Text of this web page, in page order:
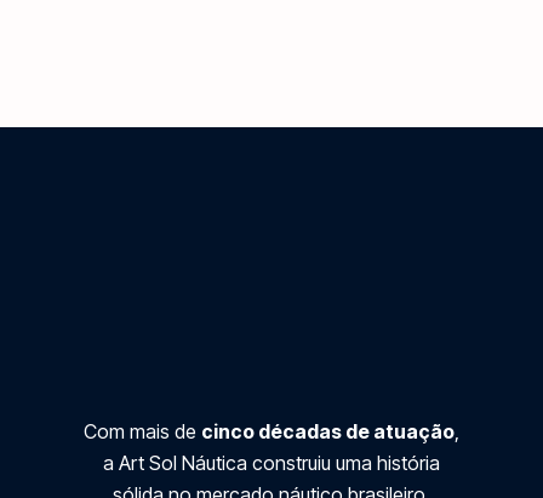
Com mais de cinco décadas de atuação,
a Art Sol Náutica construiu uma história